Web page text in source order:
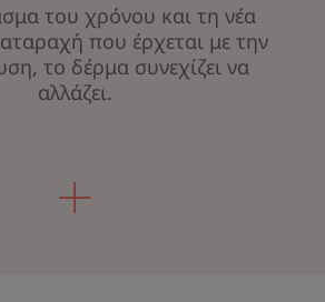
του χρόνου και τη νέα
που έρχεται με την
το δέρμα συνεχίζει να
αλλάζει.